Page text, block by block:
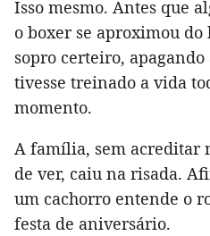
Isso mesmo. Antes que
o boxer se aproximou do
sopro certeiro, apagando
tivesse treinado a vida
momento.
A família, sem acreditar
de ver, caiu na risada.
um cachorro entende o
festa de aniversário.